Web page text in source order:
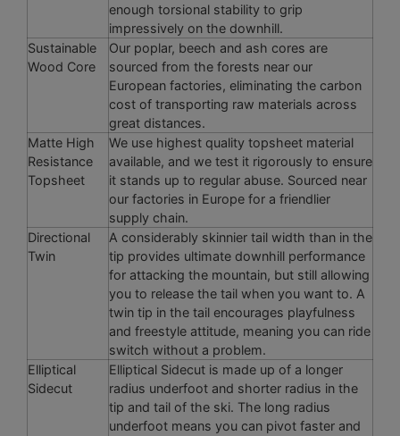
enough torsional stability to grip
impressively on the downhill.
Sustainable
Wood Core
Our poplar, beech and ash cores are
sourced from the forests near our
European factories, eliminating the carbon
cost of transporting raw materials across
great distances.
Matte High
Resistance
Topsheet
We use highest quality topsheet material
available, and we test it rigorously to ensure
it stands up to regular abuse. Sourced near
our factories in Europe for a friendlier
supply chain.
Directional
Twin
A considerably skinnier tail width than in the
tip provides ultimate downhill performance
for attacking the mountain, but still allowing
you to release the tail when you want to. A
twin tip in the tail encourages playfulness
and freestyle attitude, meaning you can ride
switch without a problem.
Elliptical
Sidecut
Elliptical Sidecut is made up of a longer
radius underfoot and shorter radius in the
tip and tail of the ski. The long radius
underfoot means you can pivot faster and